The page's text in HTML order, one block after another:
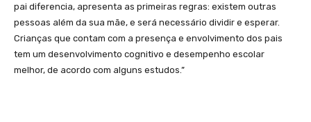
pai diferencia, apresenta as primeiras regras: existem outras
pessoas além da sua mãe, e será necessário dividir e esperar.
Crianças que contam com a presença e envolvimento dos pais
tem um desenvolvimento cognitivo e desempenho escolar
melhor, de acordo com alguns estudos.”